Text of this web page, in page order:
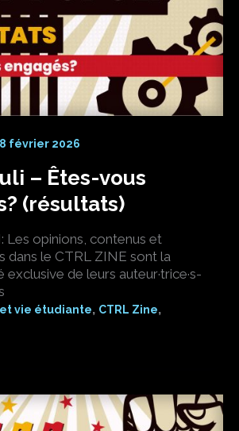
février 2026
– Êtes-vous
(résultats)
Les opinions, contenus et
dans le CTRL ZINE sont la
exclusive de leurs auteur·trice·s-
et vie étudiante, CTRL Zine,